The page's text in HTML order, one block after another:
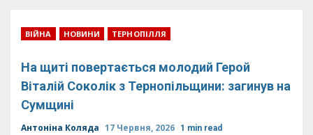
ВІЙНА НОВИНИ ТЕРНОПІЛЛЯ
На щиті повертається молодий Герой
Віталій Соколік з Тернопільщини: загинув на
Сумщині
Антоніна Коляда 17 Червня, 2026 1 min read